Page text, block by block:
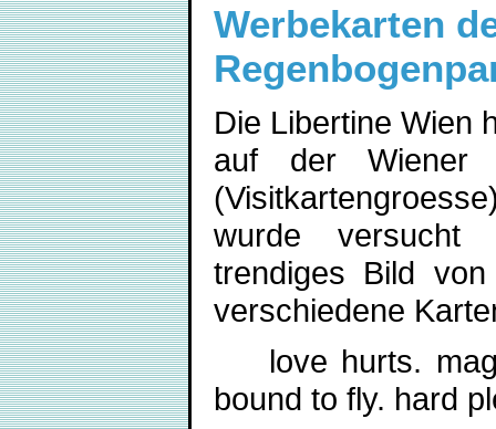
Werbekarten
Die Libertine Wien
auf der Wiener
wurde versucht
trendiges Bild
verschiedene
love hurts.
bound to fly. hard